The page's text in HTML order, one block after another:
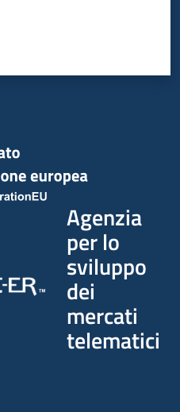
Agenzia
per lo
sviluppo
dei
mercati
telematici